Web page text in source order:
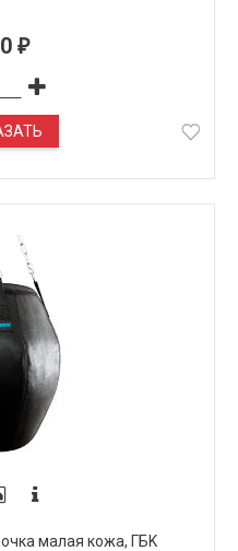
₽
малая кожа, ГБK